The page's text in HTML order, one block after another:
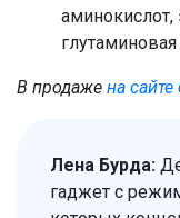
В продаже на
Лена Бурда:
гаджет с